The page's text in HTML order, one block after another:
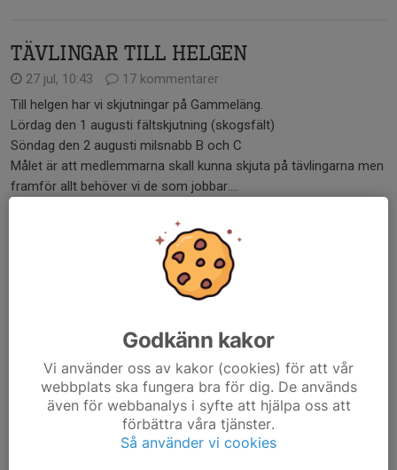
Tävlingar till helgen
27 jul, 10:43
17 kommentarer
Till helgen har vi skjutningar på Gammeläng.
Lördag den 1 augusti fältskjutning (skogsfält)
Söndag den 2 augusti milsnabb B och C
Målet är att medlemmarna skall kunna skjuta på tävlingarna men
framför allt behöver vi de som jobbar....
Bra skjutet på SM!
0 kommentarer
Både resultaten och sen även Åke Nordins filmer på Youtube.
Man är stolt att vara med i en förening med så många bra
skyttar.
Bra skjutet alla som var med...
Godkänn kakor
Vi använder oss av kakor (cookies) för att vår
webbplats ska fungera bra för dig. De används
även för webbanalys i syfte att hjälpa oss att
förbättra våra tjänster.
Så använder vi cookies